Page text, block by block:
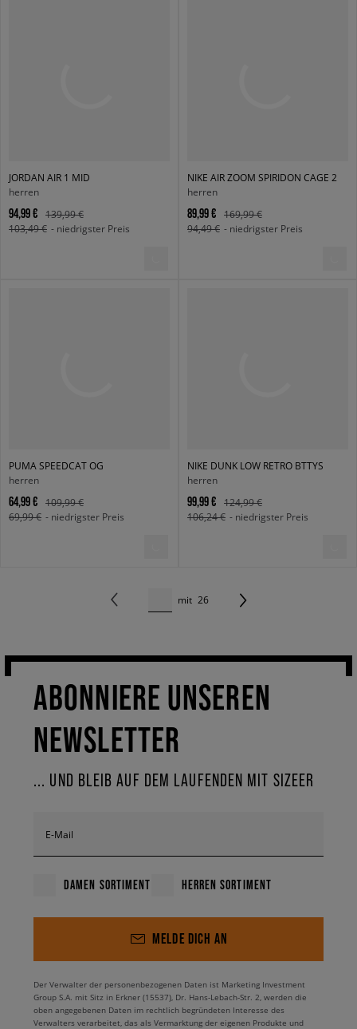
JORDAN AIR 1 MID
herren
94,99 €
139,99 €
103,49 € - niedrigster Preis
NIKE AIR ZOOM SPIRIDON CAGE 2
herren
89,99 €
169,99 €
94,49 € - niedrigster Preis
PUMA SPEEDCAT OG
herren
64,99 €
109,99 €
69,99 € - niedrigster Preis
NIKE DUNK LOW RETRO BTTYS
herren
99,99 €
124,99 €
106,24 € - niedrigster Preis
mit 26
ABONNIERE UNSEREN
NEWSLETTER
... UND BLEIB AUF DEM LAUFENDEN MIT SIZEER
E-Mail
DAMEN SORTIMENT HERREN SORTIMENT
MELDE DICH AN
Der Verwalter der personenbezogenen Daten ist Marketing Investment
Group S.A. mit Sitz in Erkner (15537), Dr. Hans-Lebach-Str. 2, werden die
oben angegebenen Daten im rechtlich begründeten Interesse des
Verwalters verarbeitet, das als Vermarktung der eigenen Produkte und